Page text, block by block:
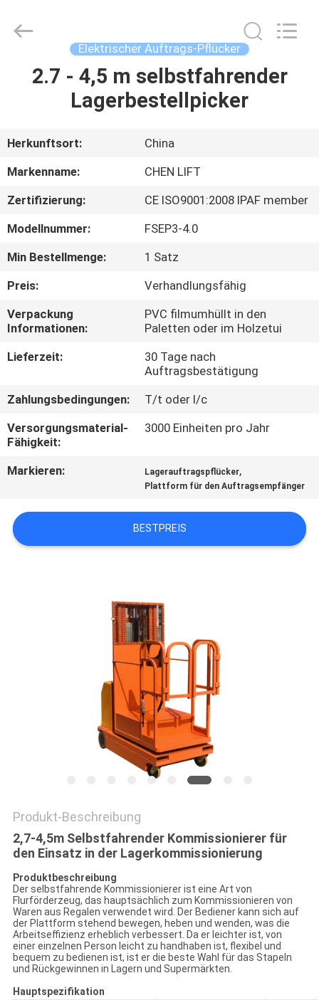
PRODUKTE
ÜBER
WERKSBESICHTIGUNG
QUALITÄTSKONTROLLE
KONTAKT
UNS
NEUIGKEITEN
EIN
ANGEBOT
DATENSCHUTZRICHTLINIE
LTD.
Elektrischer Auftrags-Pflücker
2.7 - 4,5 m selbstfahrender
Lagerbestellpicker
Herkunftsort:
China
Markenname:
CHEN LIFT
Zertifizierung:
CE ISO9001:2008 IPAF member
Modellnummer:
FSEP3-4.0
Min Bestellmenge:
1 Satz
Preis:
Verhandlungsfähig
Verpackung
Informationen:
PVC filmumhüllt in den
Paletten oder im Holzetui
Lieferzeit:
30 Tage nach
Auftragsbestätigung
Zahlungsbedingungen:
T/t oder l/c
Versorgungsmaterial-
Fähigkeit:
3000 Einheiten pro Jahr
Markieren: Lagerauftragspflücker,
Plattform für den Auftragsempfänger
BESTPREIS
Produkt-Beschreibung
2,7-4,5m Selbstfahrender Kommissionierer für
den Einsatz in der Lagerkommissionierung
Produktbeschreibung
Der selbstfahrende Kommissionierer ist eine Art von
Flurförderzeug, das hauptsächlich zum Kommissionieren von
Waren aus Regalen verwendet wird. Der Bediener kann sich auf
der Plattform stehend bewegen, heben und wenden, was die
Arbeitseffizienz erheblich verbessert. Da er leichter ist, von
einer einzelnen Person leicht zu handhaben ist, flexibel und
bequem zu bedienen ist, ist er die beste Wahl für das Stapeln
und Rückgewinnen in Lagern und Supermärkten.
Hauptspezifikation